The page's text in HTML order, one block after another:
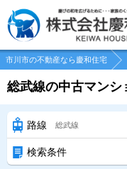
市川市の不動産なら慶和住宅
総武線の中古マンシ
路線 総武線
検索条件